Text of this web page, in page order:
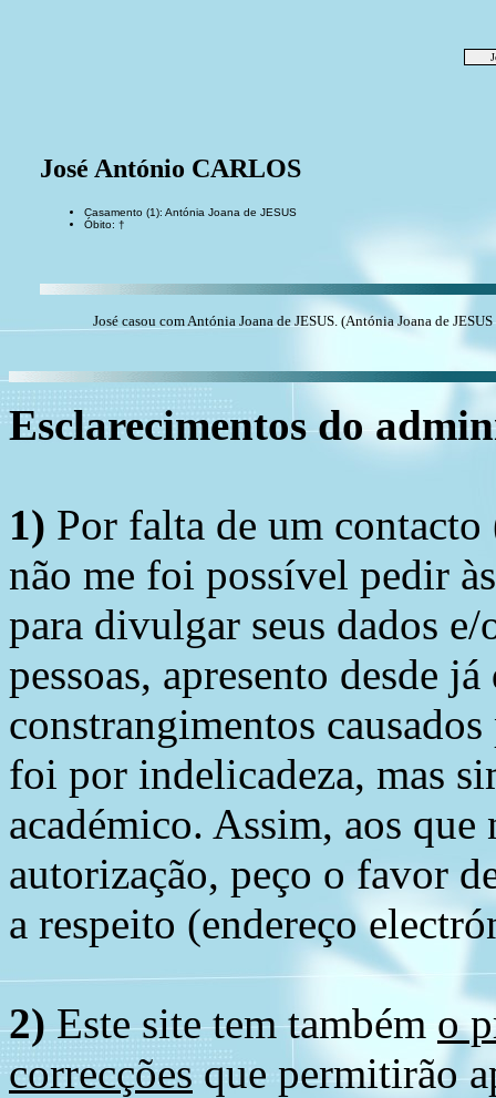
José António CARLOS
Casamento (1): Antónia Joana de JESUS
Óbito: †
José casou com Antónia Joana de JESUS. (Antónia Joana de
Esclarecimentos do
1) Por falta de um
não me foi possível pedir
para divulgar seus dados
pessoas, apresento desde
constrangimentos
foi por indelicadeza, mas
académico. Assim, aos
autorização, peço o favor
a respeito (endereço
2)Este site tem também o
correcções que permitirão